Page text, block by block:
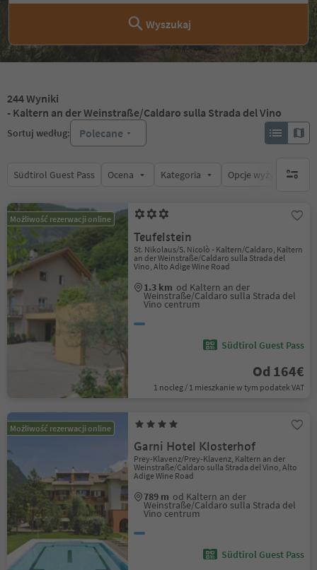
Wyszukaj
244Wyniki
- Kaltern an der Weinstraße/Caldaro sulla Strada del Vino
Sortuj według: Polecane
Südtirol Guest Pass Ocena Kategoria Opcje wyżywieniabrak
Możliwość rezerwacji online
Teufelstein
St. Nikolaus/S. Nicolò - Kaltern/Caldaro, Kaltern
an der Weinstraße/Caldaro sulla Strada del
Vino, Alto Adige Wine Road
1.3 km od Kaltern an der
Weinstraße/Caldaro sulla Strada del
Vino centrum
Südtirol Guest Pass
Od 164€
1 nocleg / 1 mieszkanie w tym podatek VAT
Możliwość rezerwacji online
Garni Hotel Klosterhof
Prey-Klavenz/Prey-Klavenz, Kaltern an der
Weinstraße/Caldaro sulla Strada del Vino, Alto
Adige Wine Road
789 m od Kaltern an der
Weinstraße/Caldaro sulla Strada del
Vino centrum
Südtirol Guest Pass